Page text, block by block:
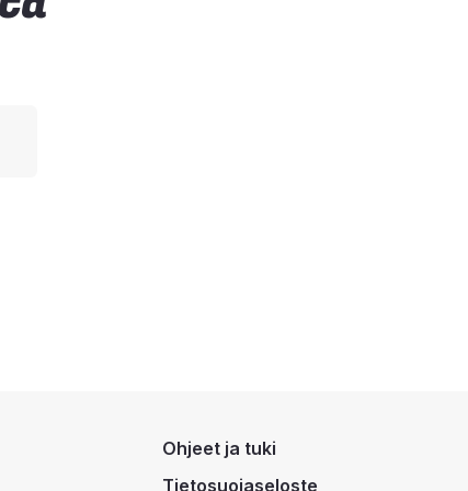
Ohjeet ja tuki
Tietosuojaseloste